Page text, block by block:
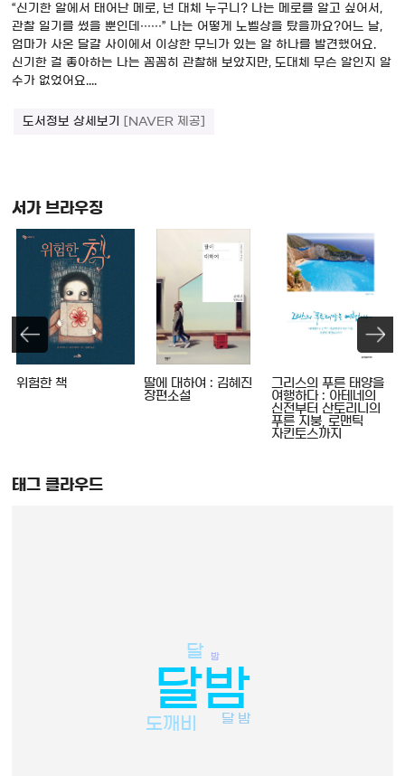
“신기한 알에서 태어난 메로, 넌 대체 누구니? 나는 메로를 알고 싶어서,
관찰 일기를 썼을 뿐인데……” 나는 어떻게 노벨상을 탔을까요?어느 날,
엄마가 사온 달걀 사이에서 이상한 무늬가 있는 알 하나를 발견했어요.
신기한 걸 좋아하는 나는 꼼꼼히 관찰해 보았지만, 도대체 무슨 알인지 알
수가 없었어요....
도서정보 상세보기 [NAVER 제공]
서가 브라우징
위험한 책
딸에 대하여 : 김혜진
장편소설
그리스의 푸른 태양을
여행하다 : 아테네의
신전부터 산토리니의
푸른 지붕, 로맨틱
자킨토스까지
태그 클라우드
달밤
달
도깨비 달 밤
밤